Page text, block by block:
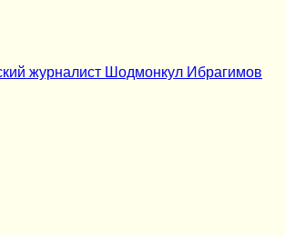
журналист Шодмонкул Ибрагимов